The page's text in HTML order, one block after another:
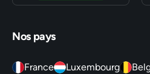
Nos pays
France Luxembourg